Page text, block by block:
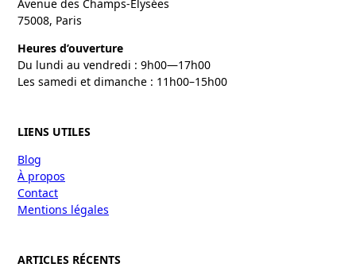
Avenue des Champs-Élysées
75008, Paris
Heures d’ouverture
Du lundi au vendredi : 9h00—17h00
Les samedi et dimanche : 11h00–15h00
LIENS UTILES
Blog
À propos
Contact
Mentions légales
ARTICLES RÉCENTS